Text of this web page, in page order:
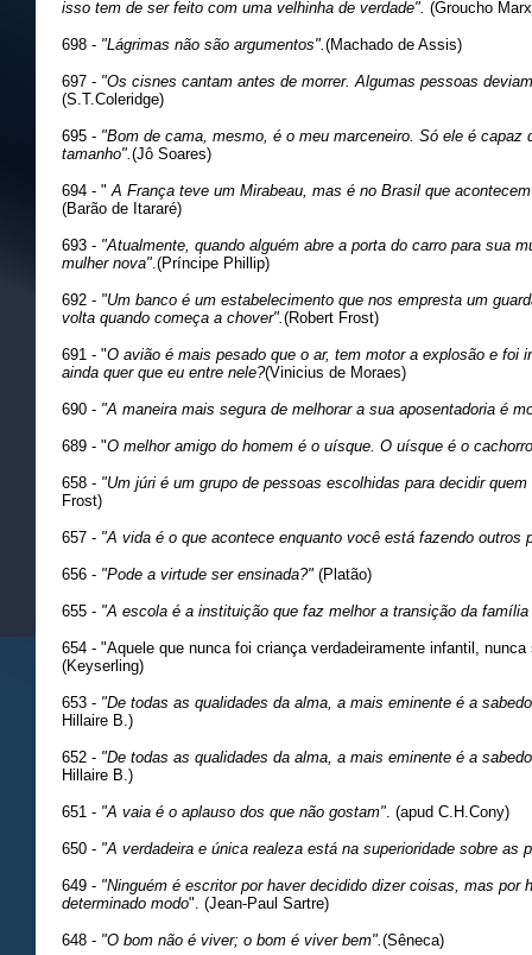
isso tem de ser feito com uma velhinha de verdade". (Groucho
698 - "Lágrimas não são argumentos". (Machado de Assis)
697 - "Os cisnes cantam antes de morrer. Algumas pessoas
(S.T.Coleridge)
695 - "Bom de cama, mesmo, é o meu marceneiro. Só ele é capaz
tamanho". (Jô Soares)
694 - " A França teve um Mirabeau, mas é no Brasil que
(Barão de Itararé)
693 - "Atualmente, quando alguém abre a porta do carro para sua
mulher nova" .(Príncipe Phillip)
692 - "Um banco é um estabelecimento que nos empresta um
volta quando começa a chover". (Robert Frost)
691 - "O avião é mais pesado que o ar, tem motor a explosão e foi
ainda quer que eu entre nele?(Vinicius de Moraes)
690 - "A maneira mais segura de melhorar a sua aposentadoria é
689 - "O melhor amigo do homem é o uísque. O uísque é o
658 - "Um júri é um grupo de pessoas escolhidas para decidir
Frost)
657 - "A vida é o que acontece enquanto você está fazendo outros
656 - "Pode a virtude ser ensinada?" (Platão)
655 - "A escola é a instituição que faz melhor a transição da
654 - "Aquele que nunca foi criança verdadeiramente infantil,
(Keyserling)
653 - "De todas as qualidades da alma, a mais eminente é a
Hillaire B.)
652 - "De todas as qualidades da alma, a mais eminente é a
Hillaire B.)
651 - "A vaia é o aplauso dos que não gostam" . (apud C.H.Cony)
650 - "A verdadeira e única realeza está na superioridade sobre as
649 - "Ninguém é escritor por haver decidido dizer coisas, mas por
determinado modo". (Jean-Paul Sartre)
648 - "O bom não é viver; o bom é viver bem". (Sêneca)